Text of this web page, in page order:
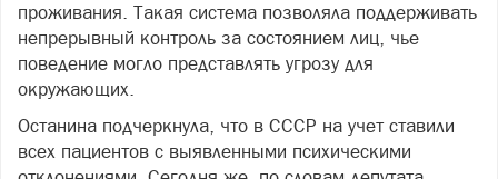
проживания. Такая система позволяла поддерживать
непрерывный контроль за состоянием лиц, чье
поведение могло представлять угрозу для
окружающих.
Останина подчеркнула, что в СССР на учет ставили
всех пациентов с выявленными психическими